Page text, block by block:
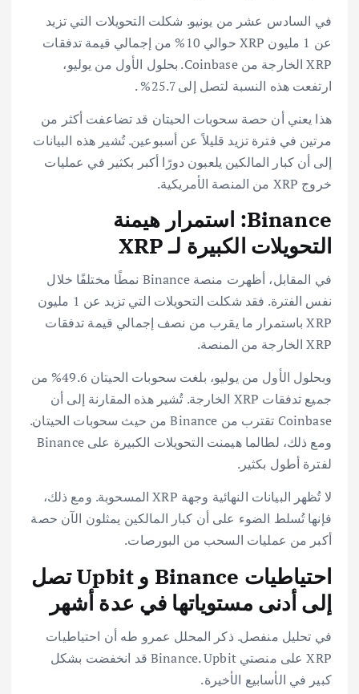
في السادس عشر من يونيو. شكلت التحويلات التي تزيد
عن 1 مليون XRP حوالي 10% من إجمالي قيمة تدفقات
XRP الخارجة من Coinbase. بحلول الأول من يوليو،
ارتفعت هذه النسبة لتصل إلى 25.7% .
هذا يعني أن حصة سحوبات الحيتان قد تضاعفت أكثر من
مرتين في فترة تزيد قليلاً عن أسبوعين. تُشير هذه البيانات
إلى أن كبار المالكين يلعبون دورًا أكبر بكثير في عمليات
خروج XRP من المنصة الأمريكية.
Binance: استمرار هيمنة
التحويلات الكبيرة لـ XRP
في المقابل، أظهرت منصة Binance نمطًا مختلفًا خلال
نفس الفترة. فقد شكلت التحويلات التي تزيد عن 1 مليون
XRP باستمرار ما يقرب من نصف إجمالي قيمة تدفقات
XRP الخارجة من المنصة.
وبحلول الأول من يوليو، بلغت سحوبات الحيتان 49.6% من
جميع تدفقات XRP الخارجة. تُشير هذه المقارنة إلى أن
Coinbase تقترب من Binance من حيث سحوبات الحيتان.
ومع ذلك، لطالما هيمنت التحويلات الكبيرة على Binance
لفترة أطول بكثير.
لا تُظهر البيانات النهائية وجهة XRP المسحوبة. ومع ذلك،
فإنها تُسلط الضوء على أن كبار المالكين يمثلون الآن حصة
أكبر من عمليات السحب من البورصات.
احتياطيات Binance و Upbit تصل
إلى أدنى مستوياتها في عدة أشهر
في تحليل منفصل. ذكر المحلل عمرو طه أن احتياطيات
XRP على منصتي Binance. Upbit قد انخفضت بشكل
كبير في الأسابيع الأخيرة.